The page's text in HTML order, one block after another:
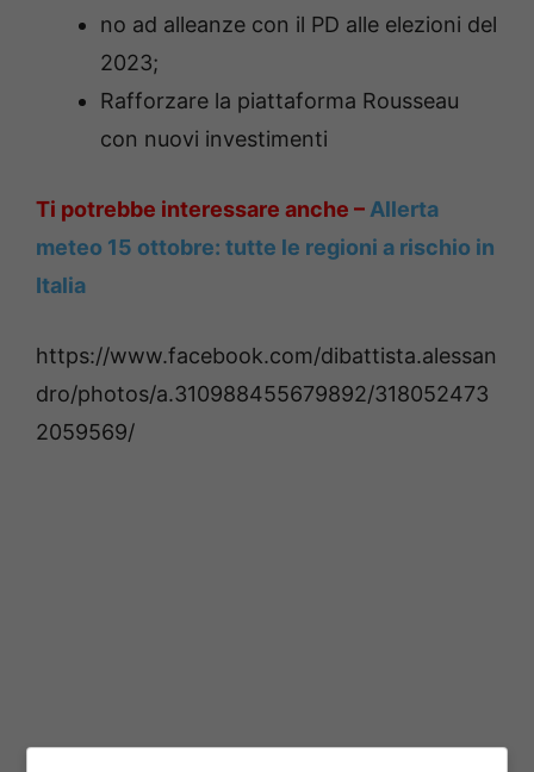
no ad alleanze con il PD alle elezioni del
2023;
Rafforzare la piattaforma Rousseau
con nuovi investimenti
Ti potrebbe interessare anche – Allerta
meteo 15 ottobre: ​​tutte le regioni a rischio in
Italia
https://www.facebook.com/dibattista.alessan
dro/photos/a.310988455679892/318052473
2059569/